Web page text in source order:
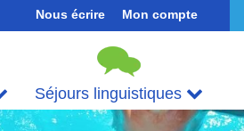
Nous écrire Mon compte
Séjours linguistiques